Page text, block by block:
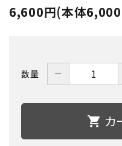
6,600円(本体6,000
数量 －
shopping_cart カ